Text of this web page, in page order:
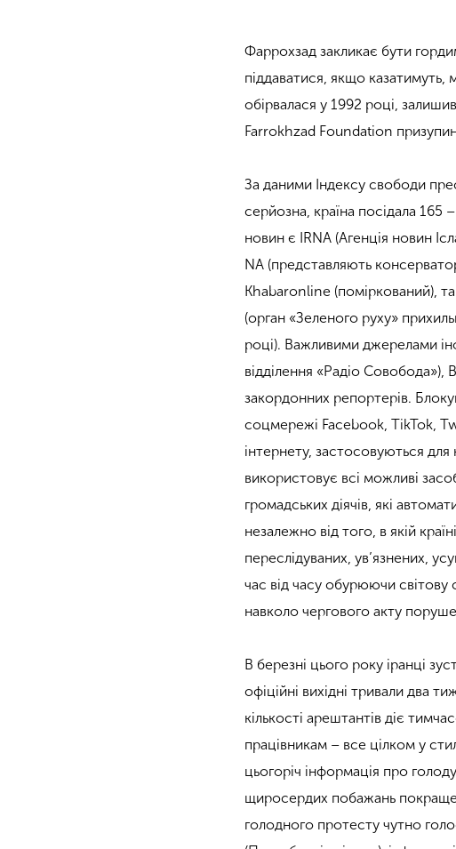
Фаррохзад закликає бути
піддаватися, якщо казатимуть,
обірвалася у 1992 році,
Farrokhzad Foundation
За даними Індексу свободи
серйозна, країна посідала 165
новин є IRNA (Агенція новин
NA (представляють
Khabaronline (поміркований),
(орган «Зеленого руху»
році). Важливими джерелами
відділення «Радіо
закордонних репортерів.
соцмережі Facebook, TikTok,
інтернету, застосовуються
використовує всі можливі
громадських діячів, які
незалежно від того, в якій
переслідуваних, ув’язнених,
час від часу обурюючи світову
навколо чергового акту
В березні цього року іранці
офіційні вихідні тривали два
кількості арештантів діє
працівникам – все цілком у
цьогоріч інформація про
щиросердих побажань
голодного протесту чутно